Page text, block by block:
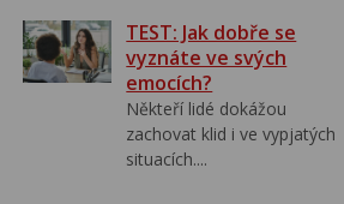
TEST: Jak dobře se
vyznáte ve svých
emocích?
Někteří lidé dokážou
zachovat klid i ve vypjatých
situacích....